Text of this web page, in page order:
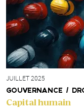
JUILLET 2025
GOUVERNANCE /
Capital humain